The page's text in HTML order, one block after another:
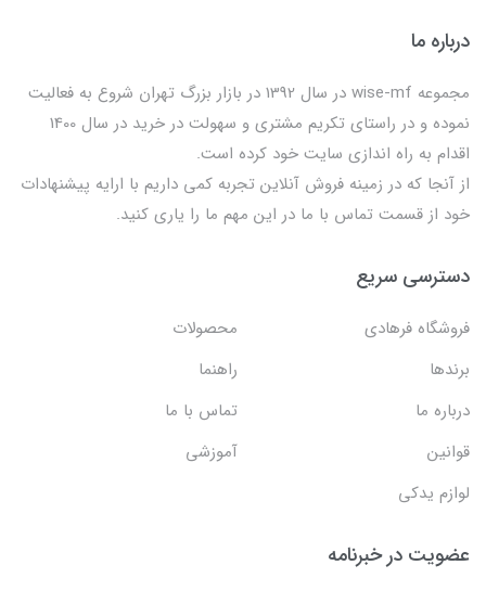
درباره ما
مجموعه wise-mf در سال 1392 در بازار بزرگ تهران شروع به فعالیت
نموده و در راستای تکریم مشتری و سهولت در خرید در سال 1400
اقدام به راه اندازی سایت خود کرده است.
از آنجا که در زمینه فروش آنلاین تجربه کمی داریم با ارایه پیشنهادات
خود از قسمت تماس با ما در این مهم ما را یاری کنید.
دسترسی سریع
فروشگاه فرهادی
محصولات
برندها
راهنما
درباره ما
تماس با ما
قوانین
آموزشی
لوازم یدکی
عضویت در خبرنامه